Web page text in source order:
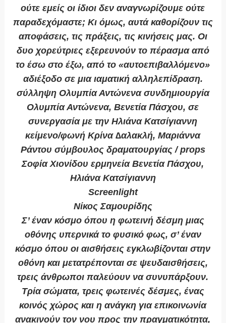
ούτε εμείς οι ίδιοι δεν αναγνωρίζουμε ούτε
παραδεχόμαστε; Κι όμως, αυτά καθορίζουν τις
αποφάσεις, τις πράξεις, τις κινήσεις μας. Οι
δυο χορεύτριες εξερευνούν το πέρασμα από
το έσω στο έξω, από το «αυτοεπιβαλλόμενο»
αδιέξοδο σε μια ιαματική αλληλεπίδραση.
σύλληψη Ολυμπία Αντώνενα συνδημιουργία
Ολυμπία Αντώνενα, Βενετία Πάσχου, σε
συνεργασία με την Ηλιάνα Κατσίγιαννη
κείμενο/φωνή Κρίνα ∆αλακλή, Μαριάννα
Ράντου σύμβουλος δραματουργίας / props
Σοφία Χιονίδου ερμηνεία Βενετία Πάσχου,
Ηλιάνα Κατσίγιαννη
Screenlight
Νίκος Σαμουρίδης
Σ’ έναν κόσμο όπου η φωτεινή δέσμη μιας
οθόνης υπερνικά το φυσικό φως, σ’ έναν
κόσμο όπου οι αισθήσεις εγκλωβίζονται στην
οθόνη και μετατρέπονται σε ψευδαισθήσεις,
τρεις άνθρωποι παλεύουν να συνυπάρξουν.
Τρία σώματα, τρεις φωτεινές δέσμες, ένας
κοινός χώρος και η ανάγκη για επικοινωνία
ανακινούν τον νου προς την πραγματικότητα,